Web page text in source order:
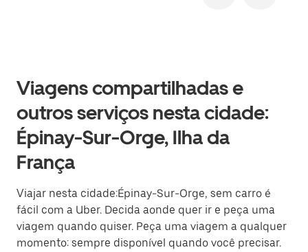
Viagens compartilhadas e
outros serviços nesta cidade:
Épinay-Sur-Orge, Ilha da
França
Viajar nesta cidade:Épinay-Sur-Orge, sem carro é
fácil com a Uber. Decida aonde quer ir e peça uma
viagem quando quiser. Peça uma viagem a qualquer
momento: sempre disponível quando você precisar.